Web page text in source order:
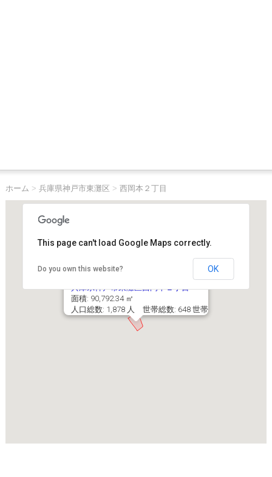
ホーム > 兵庫県神戸市東灘区 > 西岡本２丁目
兵庫県神戸市東灘区西岡本２丁目
面積: 90,792.34 ㎡
人口総数: 1,878 人 世帯総数: 648 世帯
This page can't load Google Maps correctly.
Do you own this website? OK